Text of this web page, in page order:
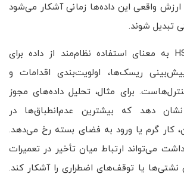
ارزش واقعی این داده‌ها زمانی آشکار می‌شود
تبدیل شوند.
پایش داده‌محور HSE به معنای استفاده نظام‌مند از داده برای
ریسک‌ها، اولویت‌بندی اقدامات و
برای مثال، تحلیل داده‌های مجوز
دهد که بیشترین عدم‌انطباق‌ها در
کار گرم یا ورود به فضای بسته رخ می‌دهد.
می‌تواند ارتباط میان تأخیر در تعمیرات
نشتی‌ها یا توقف‌های اضطراری را آشکار کند.